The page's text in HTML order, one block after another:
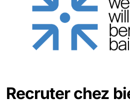
Recruter chez